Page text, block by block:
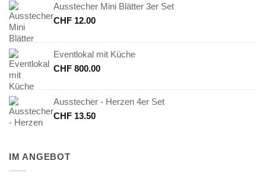
Ausstecher Mini Blätter 3er Set
CHF 12.00
Eventlokal mit Küche
CHF 800.00
Ausstecher - Herzen 4er Set
CHF 13.50
IM ANGEBOT